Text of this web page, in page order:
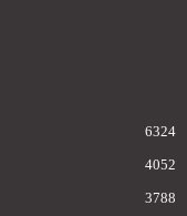
6324
4052
3788